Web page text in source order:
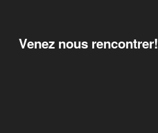
Venez nous rencontrer!